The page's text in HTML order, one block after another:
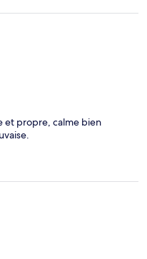
a budget place
et propre, calme bien